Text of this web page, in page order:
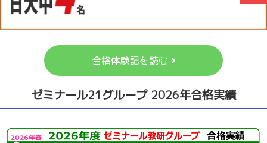
合格体験記を読む
ゼミナール21グループ 2026年合格実績